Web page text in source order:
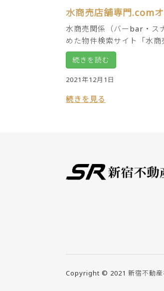
水商売店舗専門.com
水商売関係（バーbar・ス
めた物件検索サイト「水
続きを読む
2021年12月1日
続きを見る
Copyright © 2021 新宿不動